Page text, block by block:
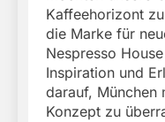
Kaffeehorizont
die Marke für
Nespresso
Inspiration und
darauf, München
Konzept zu